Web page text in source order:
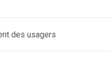
des usagers